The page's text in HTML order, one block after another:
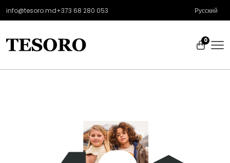
info@tesoro.md+373 68 280 053 Русский
0